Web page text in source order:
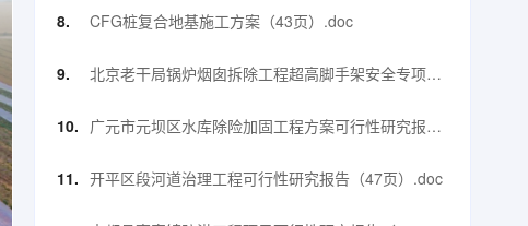
页.doc
CFG桩复合地基施工方案（43页）.doc
北京老干局锅炉烟囱拆除工程超高脚手架安全专项施
工方案(31页).doc
广元市元坝区水库除险加固工程方案可行性研究报告
（67页）.doc
开平区段河道治理工程可行性研究报告（47页）.doc